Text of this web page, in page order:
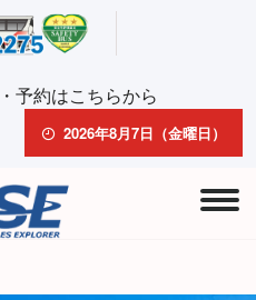
予約はこちらから
2026年8月7日（金曜日）